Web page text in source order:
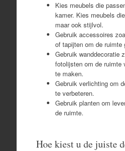
Kies meubels die
kamer. Kies meubels
maar ook stijlvol.
Gebruik accessoires
of tapijten om de ruimte
Gebruik wanddecoratie
fotolijsten om de ruimte
te maken.
Gebruik verlichting om
te verbeteren.
Gebruik planten om
de ruimte.
Hoe kiest u de juiste